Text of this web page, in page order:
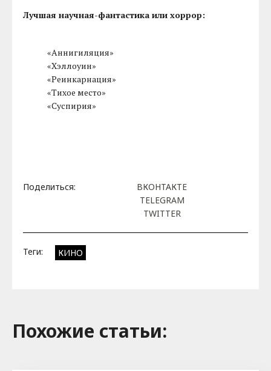
Лучшая научная-фантастика или хоррор:
«Аннигиляция»
«Хэллоуин»
«Реинкарнация»
«Тихое место»
«Суспирия»
Поделиться:
ВКОНТАКТЕ
TELEGRAM
TWITTER
Теги: КИНО
Похожие cтатьи: